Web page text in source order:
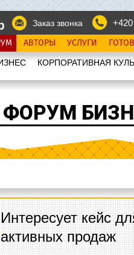
Заказ звонка
АВТОРЫ УСЛУГИ
КОРПОРАТИВНАЯ
ФОРУМ
Интересует кейс
активных продаж